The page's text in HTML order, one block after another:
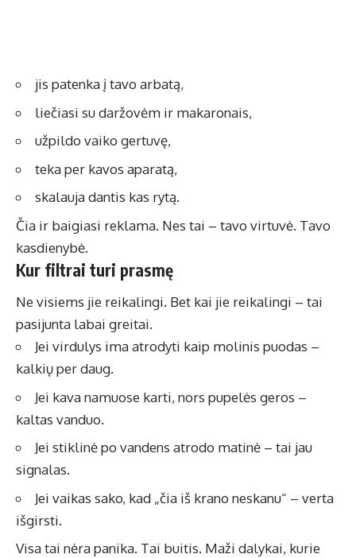
jis patenka į tavo arbatą,
liečiasi su daržovėm ir makaronais,
užpildo vaiko gertuvę,
teka per kavos aparatą,
skalauja dantis kas rytą.
Čia ir baigiasi reklama. Nes tai – tavo virtuvė. Tavo
kasdienybė.
Kur filtrai turi prasmę
Ne visiems jie reikalingi. Bet kai jie reikalingi – tai
pasijunta labai greitai.
Jei virdulys ima atrodyti kaip molinis puodas –
kalkių per daug.
Jei kava namuose karti, nors pupelės geros –
kaltas vanduo.
Jei stiklinė po vandens atrodo matinė – tai jau
signalas.
Jei vaikas sako, kad „čia iš krano neskanu“ – verta
išgirsti.
Visa tai nėra panika. Tai buitis. Maži dalykai, kurie